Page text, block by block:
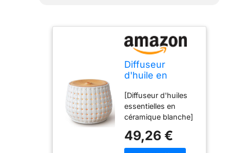
ultrasonique, la
brume lisse et les
arômes agréables
pour vous offrir une
lisse et efficacement
l'équilibre de
l'humidité intérieure.
maison, les grandes
pièces, le bureau,
Diffuseur
d'huile en
blanche pour
huiles
essentielles
grand espace,
250 ml
[Diffuseur d'huiles
essentielles en
céramique blanche]
céramique blanche,
avec un design
49,26 €